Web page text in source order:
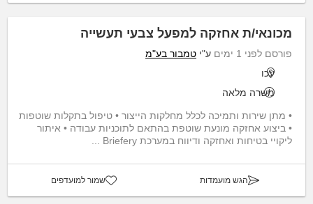
מכונאי/ת אחזקה למפעל צבעי תעשייה
פורסם לפני 1 ימים ע"י טמבור בע"מ
עכו
משרה מלאה
• מתן שירות ותמיכה לכלל מחלקות הייצור • טיפול בתקלות שוטפות
• ביצוע אחזקה מונעת שוטפת בהתאם לתוכניות עבודה • איתור
ליקויי בטיחות ואחזקה ודיווח במערכת Briefery ...
הגש מועמדות שמור למועדפים